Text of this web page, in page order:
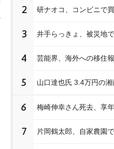
2 研ナオコ、コンビニで
3 井手らっきょ、被災地
4 芸能界、海外への移住
5 山口達也氏 3.4万円の
6 梅崎伸幸さん死去、享
7 片岡鶴太郎、自家農園